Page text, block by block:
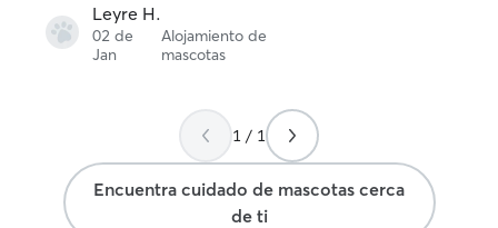
todo el rato para ver cómo estaba.
Nuestro perro ha vuelto feliz. Repetiría
seguro.
Leyre H.
02 de
Jan
Alojamiento de
mascotas
1 / 1
Encuentra cuidado de mascotas cerca
de ti